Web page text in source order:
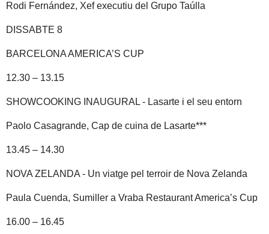
Rodi Fernández, Xef executiu del Grupo Taúlla
DISSABTE 8
BARCELONA AMERICA’S CUP
12.30 – 13.15
SHOWCOOKING INAUGURAL - Lasarte i el seu entorn
Paolo Casagrande, Cap de cuina de Lasarte***
13.45 – 14.30
NOVA ZELANDA - Un viatge pel terroir de Nova Zelanda
Paula Cuenda, Sumiller a Vraba Restaurant America’s Cup
16.00 – 16.45